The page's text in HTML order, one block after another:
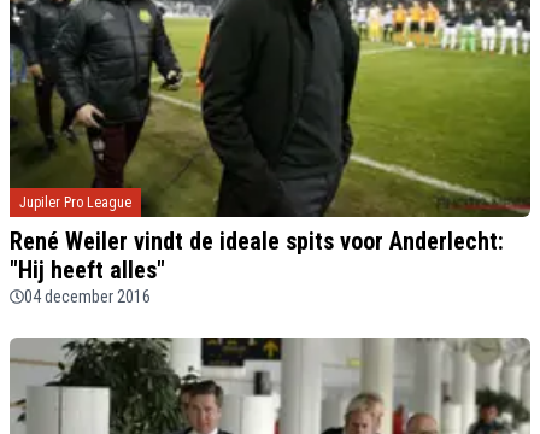
Jupiler Pro League
René Weiler vindt de ideale spits voor Anderlecht:
"Hij heeft alles"
04 december 2016